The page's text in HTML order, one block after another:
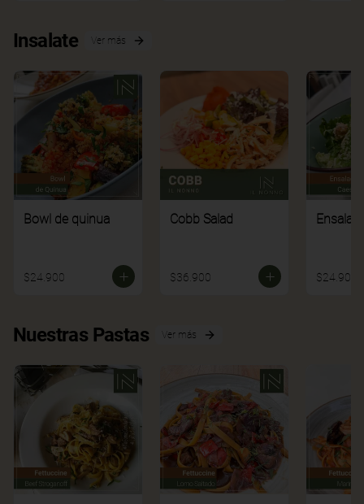
Insalate Ver más
Bowl de quinua
$24.900
Cobb Salad
$36.900 $24.900
Nuestras Pastas Ver más